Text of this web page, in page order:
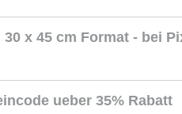
x 45 cm Format - bei
ueber 35% Rabatt